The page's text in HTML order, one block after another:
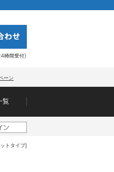
ーン
覧
トタイプ]